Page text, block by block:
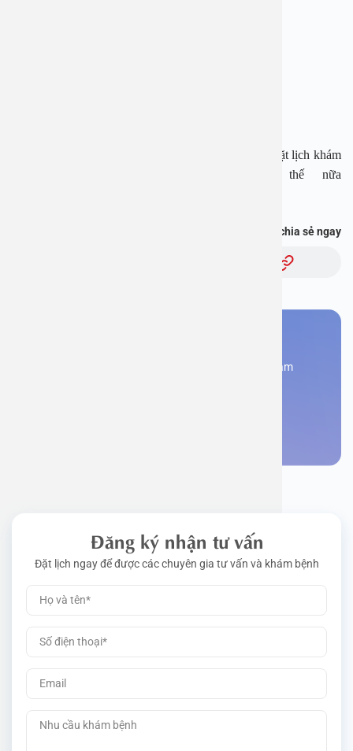
Tải APP Bệnh viện An Việt để “Tra cứu kết quả – Đặt lịch khám
– Video Call với bác sĩ” và hơn thế nữa
Bạn thấy thông tin này hữu ích, chia sẻ ngay
Đăng kí ngay để được các chuyên gia tư vấn và khám
Đăng ký nhận tư vấn
Đặt lịch ngay để được các chuyên gia tư vấn và khám bệnh